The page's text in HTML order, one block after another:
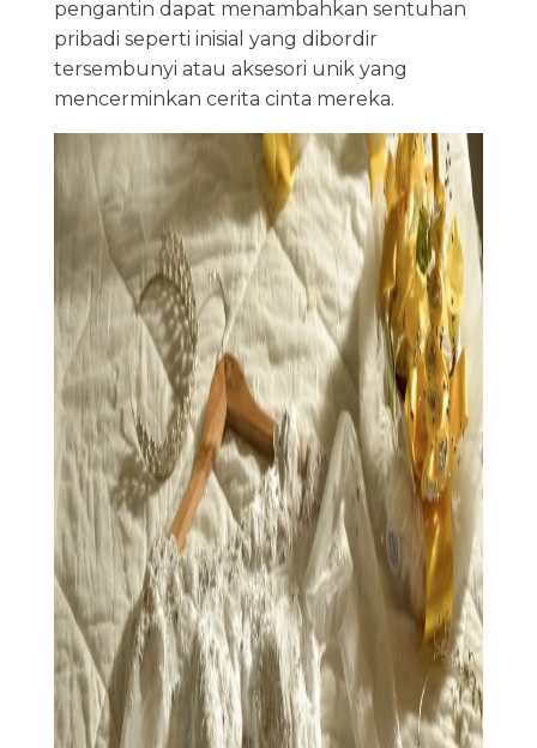
pengantin dapat menambahkan sentuhan
pribadi seperti inisial yang dibordir
tersembunyi atau aksesori unik yang
mencerminkan cerita cinta mereka.